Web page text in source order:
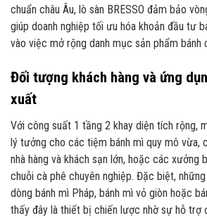
chuẩn châu Âu, lò sàn BRESSO đảm bảo
giúp doanh nghiệp tối ưu hóa khoản đầu tư
vào việc mở rộng danh mục sản phẩm bánh
Đối tượng khách hàng và ứng
xuất
Với công suất 1 tầng 2 khay diện tích rộng,
lý tưởng cho các tiệm bánh mì quy mô vừa,
nhà hàng và khách sạn lớn, hoặc các xưởng
chuỗi cà phê chuyên nghiệp. Đặc biệt,
dòng bánh mì Pháp, bánh mì vỏ giòn hoặc
thấy đây là thiết bị chiến lược nhờ sự hỗ trợ